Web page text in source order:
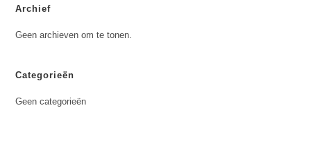
Archief
Geen archieven om te tonen.
Categorieën
Geen categorieën